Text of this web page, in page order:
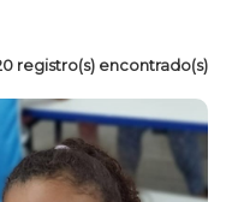
registro(s) encontrado(s)